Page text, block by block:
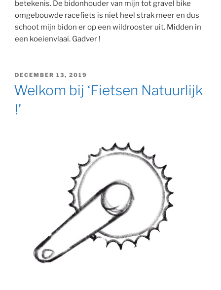
betekenis. De bidonhouder van mijn tot gravel bike
omgebouwde racefiets is niet heel strak meer en dus
schoot mijn bidon er op een wildrooster uit. Midden in
een koeienvlaai. Gadver !
GEPLAATST
OP
DECEMBER 13, 2019
Welkom bij ‘Fietsen Natuurlijk
!’